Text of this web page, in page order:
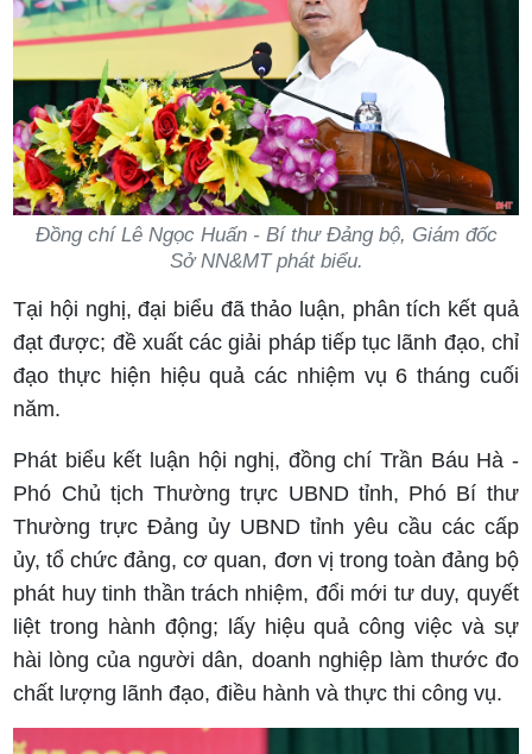
Đồng chí Lê Ngọc Huấn - Bí thư Đảng bộ, Giám đốc
Sở NN&MT phát biểu.
Tại hội nghị, đại biểu đã thảo luận, phân tích kết quả
đạt được; đề xuất các giải pháp tiếp tục lãnh đạo, chỉ
đạo thực hiện hiệu quả các nhiệm vụ 6 tháng cuối
năm.
Phát biểu kết luận hội nghị, đồng chí Trần Báu Hà -
Phó Chủ tịch Thường trực UBND tỉnh, Phó Bí thư
Thường trực Đảng ủy UBND tỉnh yêu cầu các cấp
ủy, tổ chức đảng, cơ quan, đơn vị trong toàn đảng bộ
phát huy tinh thần trách nhiệm, đổi mới tư duy, quyết
liệt trong hành động; lấy hiệu quả công việc và sự
hài lòng của người dân, doanh nghiệp làm thước đo
chất lượng lãnh đạo, điều hành và thực thi công vụ.